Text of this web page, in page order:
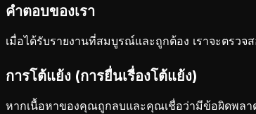
คำตอบของเรา
เมื่อได้รับรายงานที่สมบูรณ์และถูกต้อง เราจะตรว
การโต้แย้ง (การยื่นเรื่องโต้แย้ง)
หากเนื้อหาของคุณถูกลบและคุณเชื่อว่ามีข้อผิดพล